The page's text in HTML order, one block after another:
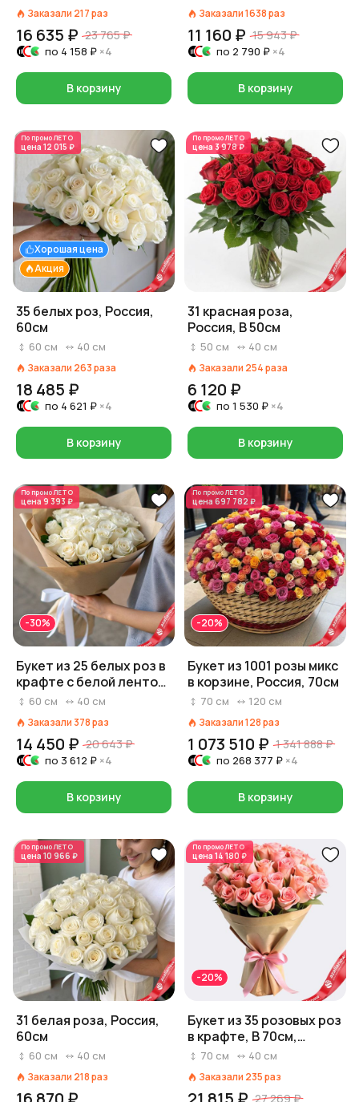
Заказали 217раз
16 635 ₽ 23 765 ₽
по 4 158 ₽ ×4
В корзину
Заказали1638раз
11 160 ₽ 15 943 ₽
по 2 790 ₽ ×4
В корзину
По промоЛЕТО
цена 12 015 ₽
Акция
Хорошая цена
35 белых роз, Россия,
60см
60 см 40 см
Заказали 263раза
18 485 ₽
по 4 621 ₽ ×4
В корзину
По промоЛЕТО
цена 3 978 ₽
31 красная роза,
Россия, В 50см
50 см 40 см
Заказали 254раза
6 120 ₽
по 1 530 ₽ ×4
В корзину
По промоЛЕТО
цена9 393 ₽
-30%
Букет из 25 белых роз в
крафте с белой лентой,
Россия, 60 см
60 см 40 см
Заказали 378раз
14 450 ₽ 20 643 ₽
по 3 612 ₽ ×4
В корзину
По промоЛЕТО
цена 697 782 ₽
-20%
Букет из 1001 розы микс
в корзине, Россия, 70см
70 см 120 см
Заказали128раз
1 073 510 ₽ 1 341 888 ₽
по 268 377 ₽ ×4
В корзину
По промоЛЕТО
цена 10 966 ₽
31 белая роза, Россия,
60см
60 см 40 см
Заказали 218раз
По промоЛЕТО
цена 14 180 ₽
-20%
Букет из 35 розовых роз
в крафте, В 70см,
Россия
70 см 40 см
Заказали 235раз
27 269 ₽